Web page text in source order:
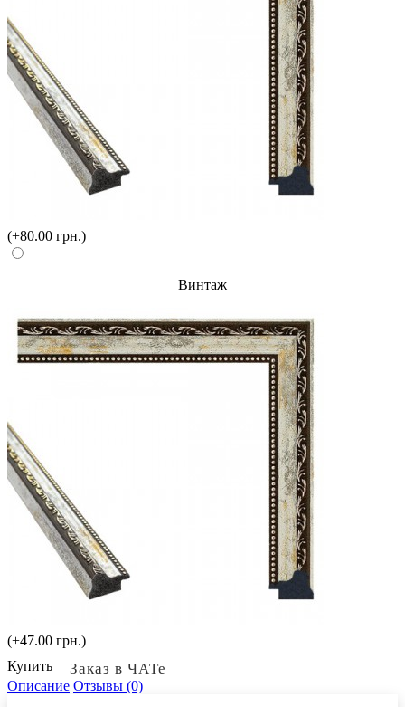
(+80.00 грн.)
Винтаж
(+47.00 грн.)
Купить
Заказ в ЧАТе
Описание Отзывы (0)